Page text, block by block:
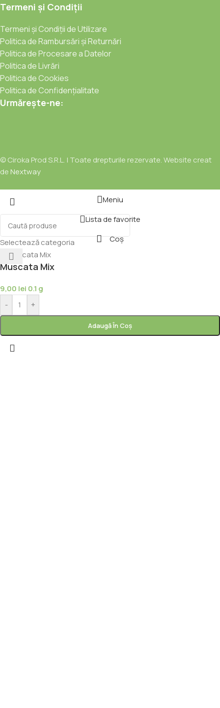
Termeni și Condiții
Termeni și Condiții de Utilizare
Politica de Rambursări și Returnări
Politica de Procesare a Datelor
Politica de Livrări
Politica de Cookies
Politica de Confidențialitate
Urmărește-ne:
© Ciroka Prod S.R.L. | Toate drepturile rezervate. Website creat
de Nextway
Selectează categoria
Meniu
Lista de favorite
Coș
Muscata Mix
9,00 lei 0.1 g
-
+
Adaugă În Coș